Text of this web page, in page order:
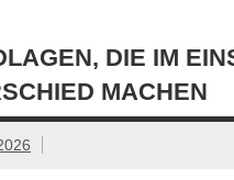
DIE IM
MACHEN